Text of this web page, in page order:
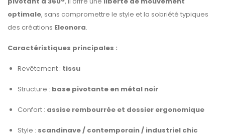
optimale, sans compromettre le style et la sobriété typiques
des créations Eleonora.
Caractéristiques principales :
Revêtement : tissu
Structure : base pivotante en métal noir
Confort : assise rembourrée et dossier ergonomique
Style : scandinave / contemporain / industriel chic